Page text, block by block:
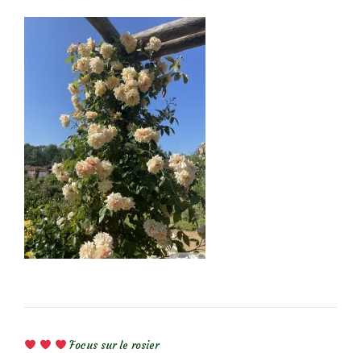
Focus sur le rosier